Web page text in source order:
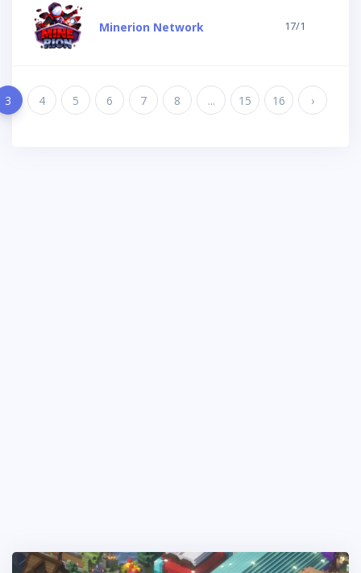
Minerion Network 17/1
3 4 5 6 7 8 ... 15 16 ›